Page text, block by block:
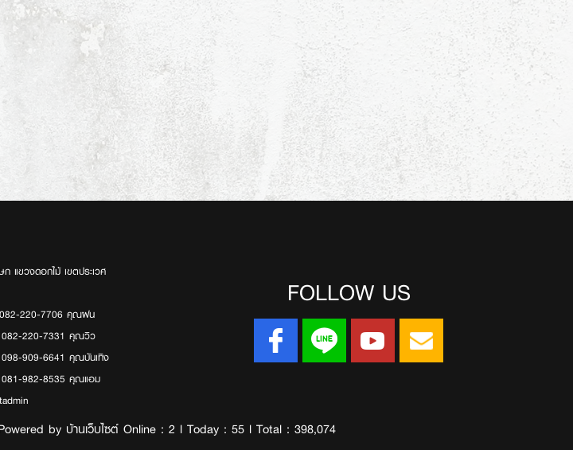
แขวงดอกไม้ เขตประเวศ
220-7706 คุณฝน
082-220-7331 คุณวิว
909-6641 คุณบันเทิง
081-982-8535 คุณแอม
FOLLOW US
by บ้านเว็บไซต์Online : 2 l Today : 55 l Total : 398,074